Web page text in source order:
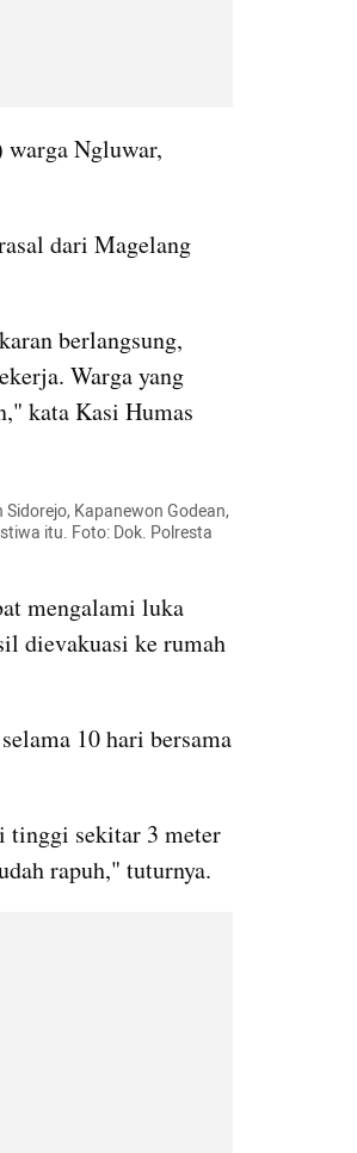
Ngluwar,
dari Magelang
berlangsung,
Warga yang
kata Kasi Humas
Kapanewon Godean,
itu. Foto: Dok. Polresta
mengalami luka
dievakuasi ke rumah
10 hari bersama
tinggi sekitar 3 meter
rapuh," tuturnya.